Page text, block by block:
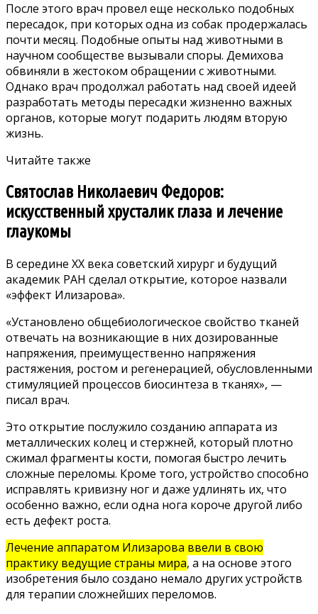
После этого врач провел еще несколько подобных
пересадок, при которых одна из собак продержалась
почти месяц. Подобные опыты над животными в
научном сообществе вызывали споры. Демихова
обвиняли в жестоком обращении с животными.
Однако врач продолжал работать над своей идеей
разработать методы пересадки жизненно важных
органов, которые могут подарить людям вторую
жизнь.
Читайте также
Святослав Николаевич Федоров:
искусственный хрусталик глаза и лечение
глаукомы
В середине ХХ века советский хирург и будущий
академик РАН сделал открытие, которое назвали
«эффект Илизарова».
«Установлено общебиологическое свойство тканей
отвечать на возникающие в них дозированные
напряжения, преимущественно напряжения
растяжения, ростом и регенерацией, обусловленными
стимуляцией процессов биосинтеза в тканях», —
писал врач.
Это открытие послужило созданию аппарата из
металлических колец и стержней, который плотно
сжимал фрагменты кости, помогая быстро лечить
сложные переломы. Кроме того, устройство способно
исправлять кривизну ног и даже удлинять их, что
особенно важно, если одна нога короче другой либо
есть дефект роста.
Лечение аппаратом Илизарова ввели в свою
практику ведущие страны мира, а на основе этого
изобретения было создано немало других устройств
для терапии сложнейших переломов.